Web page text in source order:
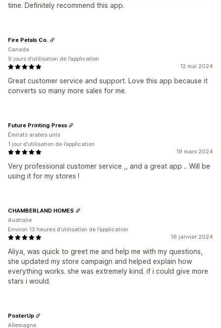
time. Definitely recommend this app.
12 mai 2024
Great customer service and support. Love this app because it
converts so many more sales for me.
Fire Petals Co.
Canada
9 jours d’utilisation de l’application
19 mars 2024
Very professional customer service ,, and a great app .. Will be
using it for my stores !
Future Printing Press
Émirats arabes unis
1 jour d’utilisation de l’application
16 janvier 2024
Aliya, was quick to greet me and help me with my questions,
she updated my store campaign and helped explain how
everything works. she was extremely kind. if i could give more
stars i would.
CHAMBERLAND HOMES
Australie
Environ 13 heures d’utilisation de l’application
PosterUp
Allemagne